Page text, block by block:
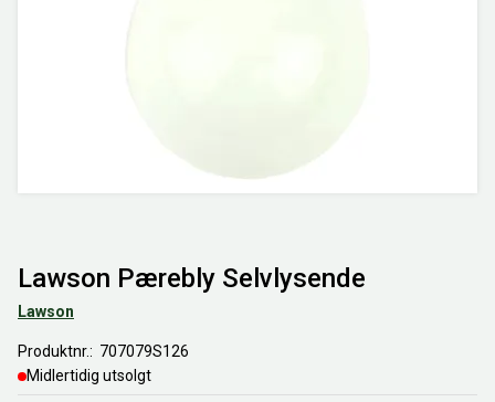
Lawson Pærebly Selvlysende
Lawson
Produktnr.
707079S126
Midlertidig utsolgt